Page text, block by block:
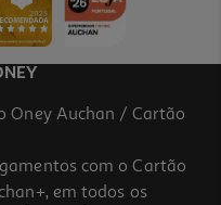
Oney Auchan / Cartão
com o Cartão
em todos os